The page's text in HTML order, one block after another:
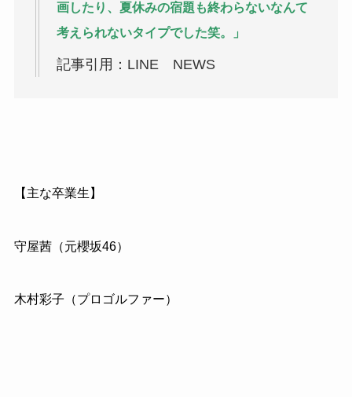
画したり、夏休みの宿題も終わらないなんて
考えられないタイプでした笑。」
記事引用：LINE NEWS
【主な卒業生】
守屋茜（元櫻坂46）
木村彩子（プロゴルファー）